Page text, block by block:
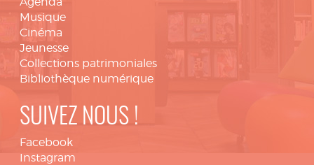
Musique
Cinéma
Jeunesse
Collections patrimoniales
Bibliothèque numérique
SUIVEZ NOUS !
Facebook
Instagram